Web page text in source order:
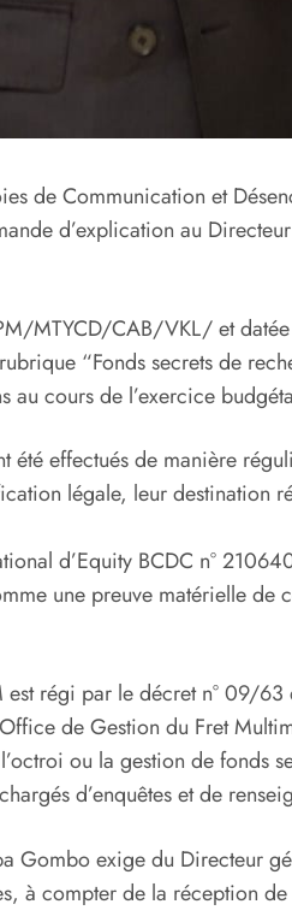
de Communication et
d’explication au
MTYCD/CAB/VKL/ et
“Fonds secrets de
cours de l’exercice
été effectués de manière
légale, leur destination
d’Equity BCDC n°
une preuve matérielle de
est régi par le décret n° 09/
de Gestion du Fret
ou la gestion de fonds
d’enquêtes et de
Gombo exige du Directeur
à compter de la réception de